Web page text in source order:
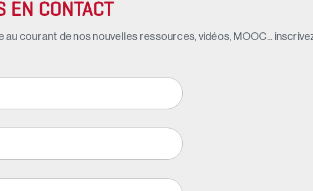
EN CONTACT
au courant de nos nouvelles ressources, vidéos, MOOC...